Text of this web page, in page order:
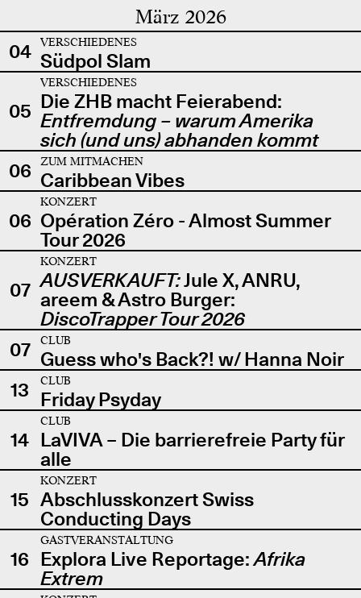
März 2026
04 VERSCHIEDENES
Südpol Slam
05
VERSCHIEDENES
Die ZHB macht Feierabend:
Entfremdung – warum Amerika
sich (und uns) abhanden kommt
06
ZUM MITMACHEN
Caribbean Vibes
06
KONZERT
Opération Zéro - Almost Summer
Tour 2026
07
KONZERT
AUSVERKAUFT:Jule X, ANRU,
areem & Astro Burger:
DiscoTrapper Tour 2026
07
CLUB
Guess who's Back?! w/ Hanna Noir
13
CLUB
Friday Psyday
14
CLUB
LaVIVA – Die barrierefreie Party für
alle
15
KONZERT
Abschlusskonzert Swiss
Conducting Days
16
GASTVERANSTALTUNG
Explora Live Reportage:Afrika
Extrem